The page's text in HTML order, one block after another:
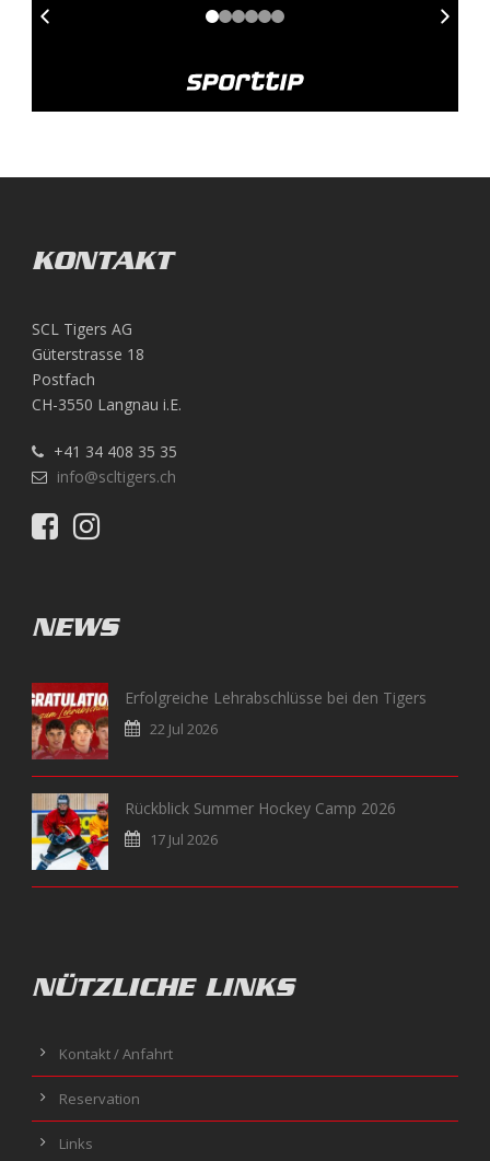
KONTAKT
SCL Tigers AG
Güterstrasse 18
Postfach
CH-3550 Langnau i.E.
+41 34 408 35 35
info@scltigers.ch
NEWS
Erfolgreiche Lehrabschlüsse bei den Tigers
22 Jul 2026
Rückblick Summer Hockey Camp 2026
17 Jul 2026
NÜTZLICHE LINKS
Kontakt / Anfahrt
Reservation
Links